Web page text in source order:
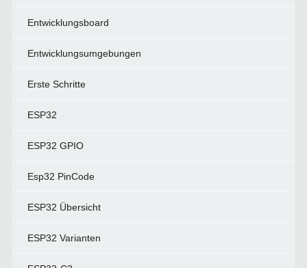
Entwicklungsboard
Entwicklungsumgebungen
Erste Schritte
ESP32
ESP32 GPIO
Esp32 PinCode
ESP32 Übersicht
ESP32 Varianten